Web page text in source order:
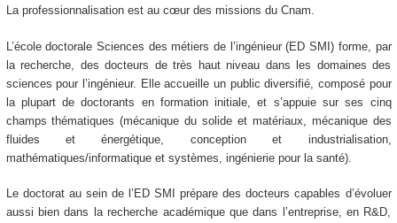
La professionnalisation est au cœur des missions du Cnam.
L’école doctorale Sciences des métiers de l’ingénieur (ED SMI) forme, par
la recherche, des docteurs de très haut niveau dans les domaines des
sciences pour l’ingénieur. Elle accueille un public diversifié, composé pour
la plupart de doctorants en formation initiale, et s’appuie sur ses cinq
champs thématiques (mécanique du solide et matériaux, mécanique des
fluides et énergétique, conception et industrialisation,
mathématiques/informatique et systèmes, ingénierie pour la santé).
Le doctorat au sein de l’ED SMI prépare des docteurs capables d’évoluer
aussi bien dans la recherche académique que dans l’entreprise, en R&D,